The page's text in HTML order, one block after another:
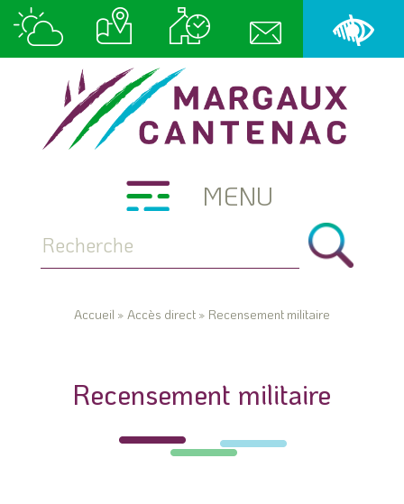
MENU
Accueil» Accès direct» Recensement militaire
Recensement militaire